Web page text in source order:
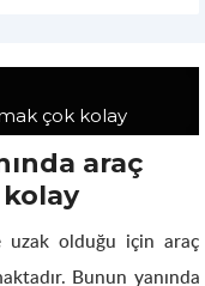
çok kolay
araç
uzak olduğu için araç
Bunun yanında